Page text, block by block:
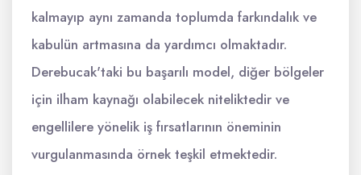
kalmayıp aynı zamanda toplumda farkındalık ve
kabulün artmasına da yardımcı olmaktadır.
Derebucak'taki bu başarılı model, diğer bölgeler
için ilham kaynağı olabilecek niteliktedir ve
engellilere yönelik iş fırsatlarının öneminin
vurgulanmasında örnek teşkil etmektedir.